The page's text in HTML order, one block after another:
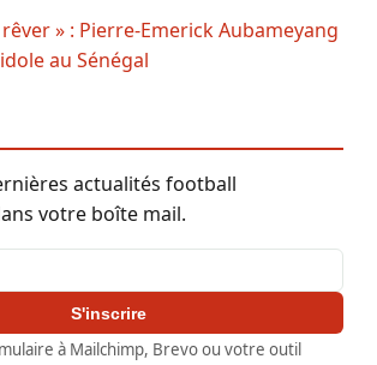
rêver » : Pierre-Emerick Aubameyang
au Sénégal
actualités football
votre boîte mail.
S'inscrire
à Mailchimp, Brevo ou votre outil